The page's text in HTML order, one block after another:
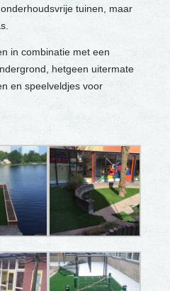
tuinen, maar
in combinatie met een
hetgeen uitermate
en speelveldjes voor